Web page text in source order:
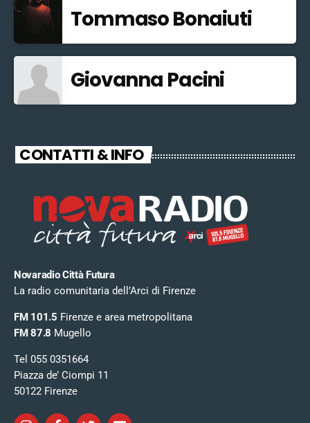
Tommaso Bonaiuti
Giovanna Pacini
CONTATTI & INFO
Novaradio Città Futura
La radio comunitaria dell’Arci di Firenze
FM 101.5 Firenze e area metropolitana
FM 87.8 Mugello
Tel 055 0351664
Piazza de’ Ciompi 11
50122 Firenze